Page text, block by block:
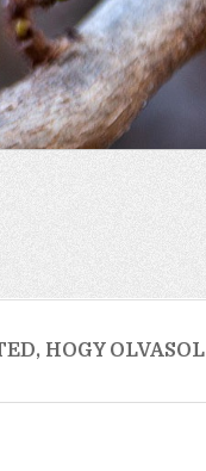
HOGY OLVASOL